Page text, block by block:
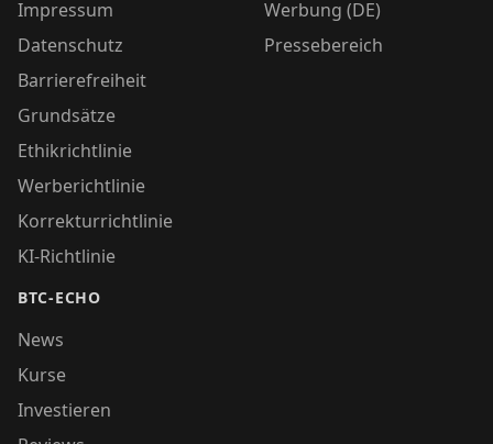
Impressum
Datenschutz
Barrierefreiheit
Grundsätze
Ethikrichtlinie
Werberichtlinie
Korrekturrichtlinie
KI-Richtlinie
BTC-ECHO
News
Kurse
Investieren
Werbung (DE)
Pressebereich